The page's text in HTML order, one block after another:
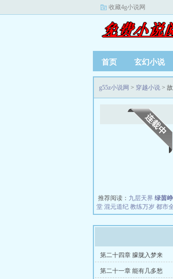
收藏4g小说网
首页 玄幻小说
g55z小说网 > 穿越小说 >
推荐阅读： 九层天界 绿茵
堂 混元道纪 教练万岁 都市
第二十四章 朦胧入梦来
第二十一章 能有几多愁